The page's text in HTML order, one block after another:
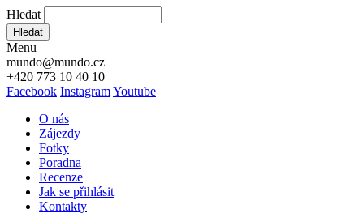
Hledat
Hledat
Menu
mundo@mundo.cz
+420 773 10 40 10
Facebook InstagramYoutube
O nás
Zájezdy
Fotky
Poradna
Recenze
Jak se přihlásit
Kontakty